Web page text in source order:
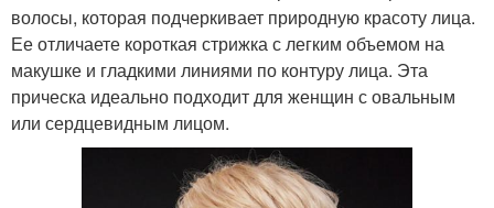
волосы, которая подчеркивает природную красоту лица.
Ее отличаете короткая стрижка с легким объемом на
макушке и гладкими линиями по контуру лица. Эта
прическа идеально подходит для женщин с овальным
или сердцевидным лицом.